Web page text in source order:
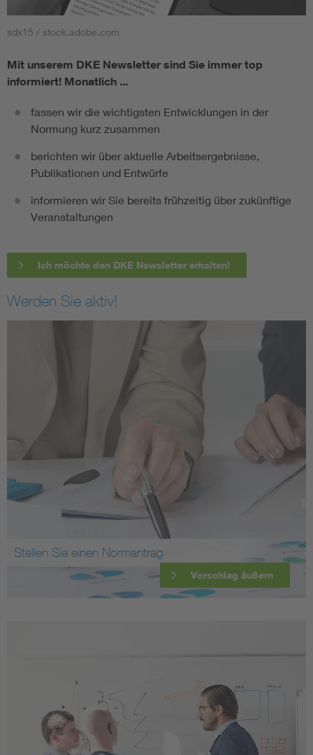
sdx15 / stock.adobe.com
Mit unserem DKE Newsletter sind Sie immer top
informiert! Monatlich ...
fassen wir die wichtigsten Entwicklungen in der
Normung kurz zusammen
berichten wir über aktuelle Arbeitsergebnisse,
Publikationen und Entwürfe
informieren wir Sie bereits frühzeitig über zukünftige
Veranstaltungen
Ich möchte den DKE Newsletter erhalten!
Werden Sie aktiv!
Stellen Sie einen Normantrag
Vorschlag äußern